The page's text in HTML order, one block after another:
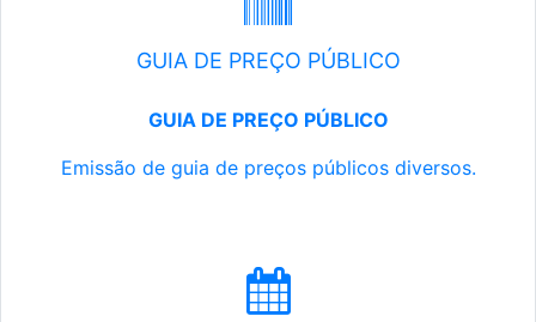
GUIA DE PREÇO PÚBLICO
GUIA DE PREÇO PÚBLICO
Emissão de guia de preços públicos diversos.